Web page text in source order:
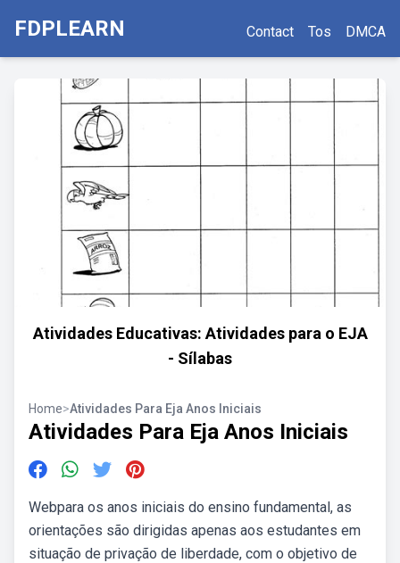
FDPLEARN Contact Tos DMCA
Atividades Educativas: Atividades para o EJA
- Sílabas
Home>Atividades Para Eja Anos Iniciais
Atividades Para Eja Anos Iniciais
Webpara os anos iniciais do ensino fundamental, as
orientações são dirigidas apenas aos estudantes em
situação de privação de liberdade, com o objetivo de